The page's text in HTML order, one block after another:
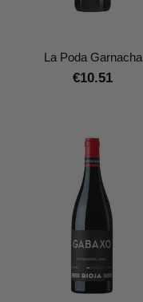
La Poda Garnacha
€10.51